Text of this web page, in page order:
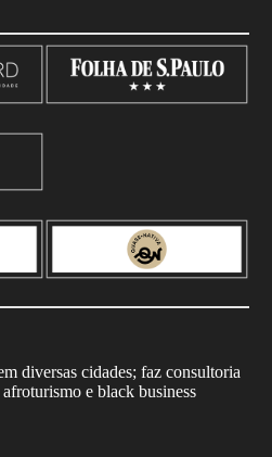
diversas cidades; faz consultoria
e black business